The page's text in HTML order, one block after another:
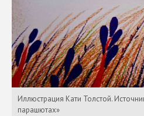
Иллюстрация Кати Толстой.
парашютах»